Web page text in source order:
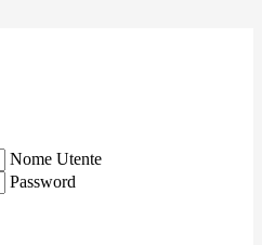
Nome Utente
Password